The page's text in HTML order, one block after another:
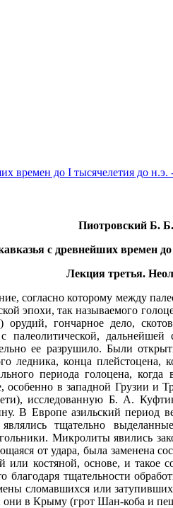
времен до I тысячелетия до н.э.
Пиотровский Б. Б.
с древнейших времен
Лекция третья.
согласно которому между
эпохи, так называемого
гончарное дело,
палеолитической,
ее разрушило. Были
ледника, конца плейстоцена,
периода голоцена,
в западной Грузии и
исследованную Б. А.
В Европе азильский период
тщательно
Микролиты явились
от удара, была заменена
костяной, основе, и такое
тщательности
сломавшихся или
в Крыму (грот Шан-коба и